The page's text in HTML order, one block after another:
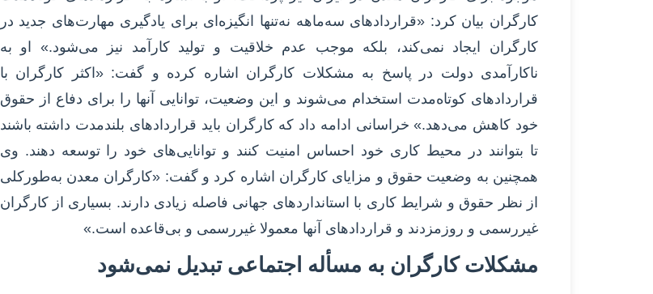
کارگران بیان کرد: «قراردادهای سه‌ماهه نه‌تنها ‌انگیزه‌ای برای یادگیری مهارت‌های جدید در
کارگران ایجاد نمی‌کند، بلکه موجب عدم خلاقیت و تولید کارآمد نیز می‌شود.» او به
ناکارآمدی دولت در پاسخ به مشکلات کارگران اشاره کرده و گفت: «اکثر کارگران با
قراردادهای کوتاه‌مدت استخدام می‌شوند و این وضعیت، توانایی آنها را برای دفاع از حقوق
خود کاهش می‌دهد.» خراسانی ادامه داد که کارگران باید قراردادهای بلندمدت داشته باشند
تا بتوانند در محیط کاری خود احساس امنیت کنند و توانایی‌های خود را توسعه دهند. وی
همچنین به وضعیت حقوق و مزایای کارگران اشاره کرد و گفت: «کارگران معدن به‌طورکلی
از نظر حقوق و شرایط کاری با استانداردهای جهانی فاصله زیادی دارند. بسیاری از کارگران
غیررسمی و روزمزدند و قراردادهای آنها معمولا غیررسمی و بی‌قاعده است.»
مشکلات کارگران به مسأله اجتماعی تبدیل نمی‌شود